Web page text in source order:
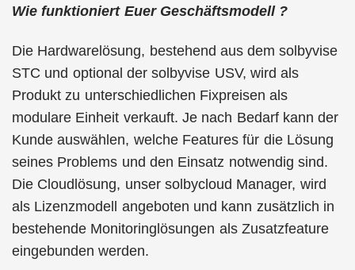
Wie funktioniert Euer Geschäftsmodell ?
Die Hardwarelösung, bestehend aus dem solbyvise
STC und optional der solbyvise USV, wird als
Produkt zu unterschiedlichen Fixpreisen als
modulare Einheit verkauft. Je nach Bedarf kann der
Kunde auswählen, welche Features für die Lösung
seines Problems und den Einsatz notwendig sind.
Die Cloudlösung, unser solbycloud Manager, wird
als Lizenzmodell angeboten und kann zusätzlich in
bestehende Monitoringlösungen als Zusatzfeature
eingebunden werden.